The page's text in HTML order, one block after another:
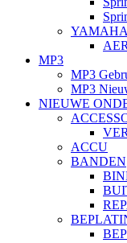
YAMAHA
MP3
MP3
MP3
NIEUWE
ACCU
BANDEN